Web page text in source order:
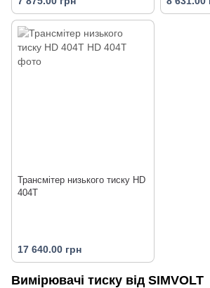
Трансмітер низького тиску HD
404T
17 640.00 грн
Вимірювачі тиску від SIMVOLT